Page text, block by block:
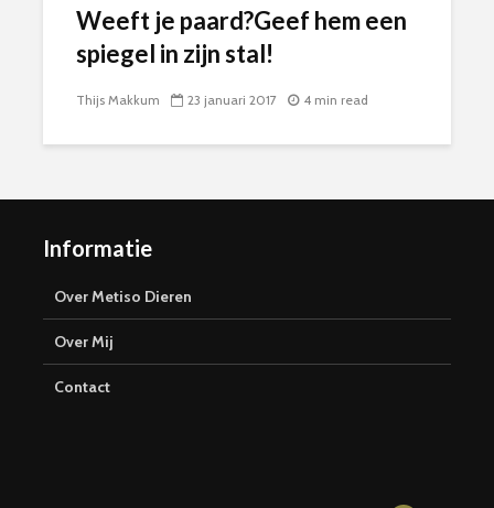
Weeft je paard?Geef hem een
spiegel in zijn stal!
Thijs Makkum 23 januari 2017 4 min read
Informatie
Over Metiso Dieren
Over Mij
Contact